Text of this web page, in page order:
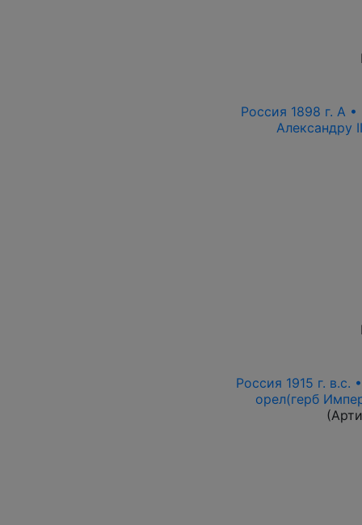
Россия 1898 г. А
Александру
Россия 1915 г. в.с.
орел(герб